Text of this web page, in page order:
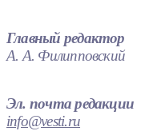
Главный редактор
А. А. Филипповский
Эл. почта редакции
info@vesti.ru